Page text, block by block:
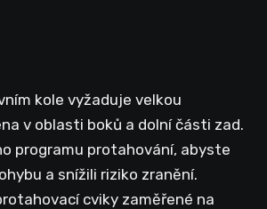
kole vyžaduje velkou
v oblasti boků a dolní části zad.
programu protahování, abyste
a snížili riziko zranění.
cviky zaměřené na